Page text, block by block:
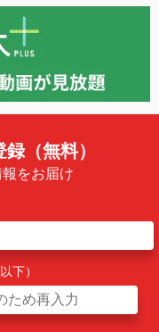
（無料）
をお届け
下）